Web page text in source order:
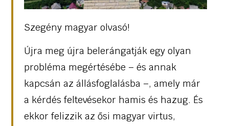
Szegény magyar olvasó!
Újra meg újra belerángatják egy olyan
probléma megértésébe – és annak
kapcsán az állásfoglalásba –, amely már
a kérdés feltevésekor hamis és hazug. És
ekkor felizzik az ősi magyar virtus,